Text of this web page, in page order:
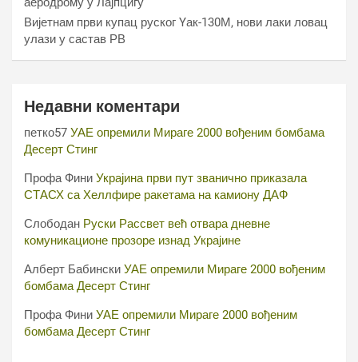
Вијетнам први купац руског Yак-130М, нови лаки ловац
улази у састав РВ
Недавни коментари
петко57 УАЕ опремили Мираге 2000 вођеним бомбама
Десерт Стинг
Профа Фини Украјина први пут званично приказала
СТАСХ са Хеллфире ракетама на камиону ДАФ
Слободан Руски Рассвет већ отвара дневне
комуникационе прозоре изнад Украјине
Алберт Бабински УАЕ опремили Мираге 2000 вођеним
бомбама Десерт Стинг
Профа Фини УАЕ опремили Мираге 2000 вођеним
бомбама Десерт Стинг